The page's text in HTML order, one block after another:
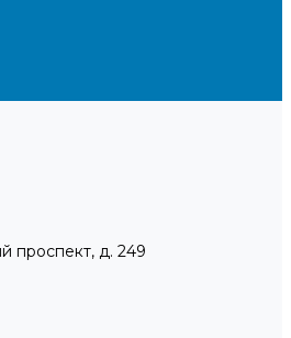
проспект, д. 249